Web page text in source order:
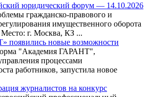
юридический форум — 14.10.2026
гражданско-правового и
имущественного оборота
Место: г. Москва, КЗ ...
появились новые возможности
"Академия ГАРАНТ",
процессами
работников, запустила новое
журналистов на конкурс